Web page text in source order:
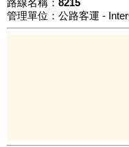
路線名稱： 8215
管理單位：公路客運 -